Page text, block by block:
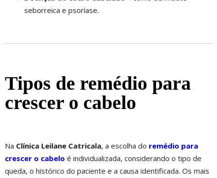
seborreica e psoríase.
Tipos de remédio para
crescer o cabelo
Na Clínica Leilane Catricala, a escolha do remédio para
crescer o cabelo é individualizada, considerando o tipo de
queda, o histórico do paciente e a causa identificada. Os mais